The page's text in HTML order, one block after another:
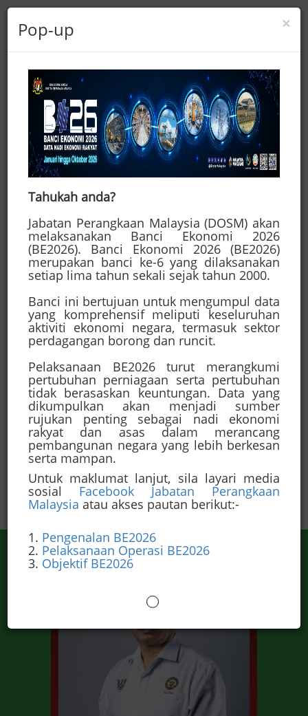
SarawakPass Login Register
☰
×
Pop-up
Tahukah anda?
Jabatan Perangkaan Malaysia (DOSM) akan
melaksanakan Banci Ekonomi 2026
(BE2026). Banci Ekonomi 2026 (BE2026)
merupakan banci ke-6 yang dilaksanakan
setiap lima tahun sekali sejak tahun 2000.
Banci ini bertujuan untuk mengumpul data
yang komprehensif meliputi keseluruhan
aktiviti ekonomi negara, termasuk sektor
perdagangan borong dan runcit.
Pelaksanaan BE2026 turut merangkumi
pertubuhan perniagaan serta pertubuhan
tidak berasaskan keuntungan. Data yang
dikumpulkan akan menjadi sumber
rujukan penting sebagai nadi ekonomi
rakyat dan asas dalam merancang
pembangunan negara yang lebih berkesan
serta mampan.
Untuk maklumat lanjut, sila layari media
sosial Facebook Jabatan Perangkaan
Malaysia atau akses pautan berikut:-
1. Pengenalan BE2026
2. Pelaksanaan Operasi BE2026
3. Objektif BE2026
Portal Rasmi Pejabat Residen
dan Daerah, Bahagian Miri
merupakan laman informasi
dan perkhidmatan yang
disediakan oleh Pejabat
Residen dan Daerah, Miri
secara atas talian.
SELAMAT DATANG KE
MIRI
Tentang
Miri